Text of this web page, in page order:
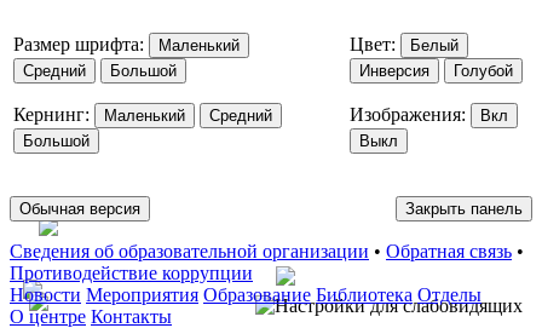
Размер шрифта:
Маленький
Средний
Большой
Кернинг: Маленький
Средний
Большой
Цвет:
Белый
Инверсия
Голубой
Изображения:
Вкл
Выкл
Обычная версия Закрыть панель
Сведения об образовательной организации • Обратная связь •
Противодействие коррупции
Новости Мероприятия Образование Библиотека Отделы
О центре Контакты